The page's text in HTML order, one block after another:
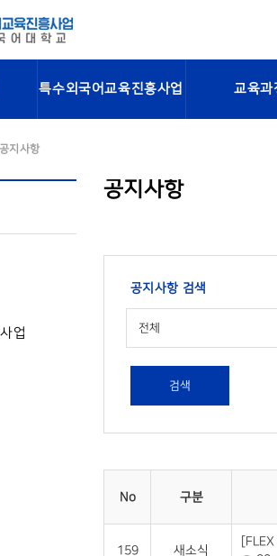
특수외국어교육진흥사업 교육과
공지사항
업
공지사항
공지사항 검색
전체
검색
No 구분
159 새소식